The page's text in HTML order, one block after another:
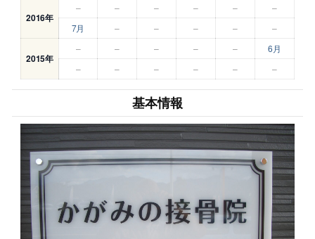
2016年
– – – – –
–
7月
– – – – –
2015年
– – – – –
6月
–
– – – – –
基本情報